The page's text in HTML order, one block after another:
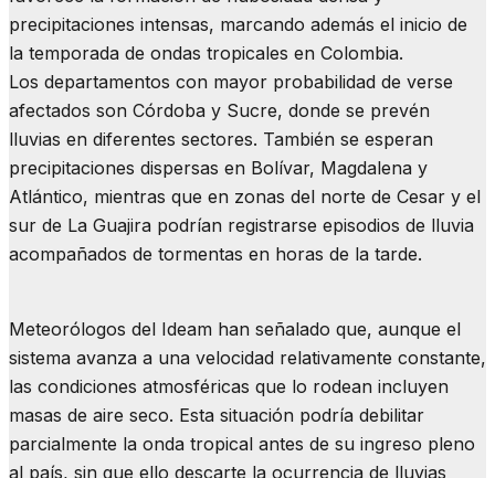
precipitaciones intensas, marcando además el inicio de
la temporada de ondas tropicales en Colombia.
Los departamentos con mayor probabilidad de verse
afectados son Córdoba y Sucre, donde se prevén
lluvias en diferentes sectores. También se esperan
precipitaciones dispersas en Bolívar, Magdalena y
Atlántico, mientras que en zonas del norte de Cesar y el
sur de La Guajira podrían registrarse episodios de lluvia
acompañados de tormentas en horas de la tarde.
Meteorólogos del Ideam han señalado que, aunque el
sistema avanza a una velocidad relativamente constante,
las condiciones atmosféricas que lo rodean incluyen
masas de aire seco. Esta situación podría debilitar
parcialmente la onda tropical antes de su ingreso pleno
al país, sin que ello descarte la ocurrencia de lluvias